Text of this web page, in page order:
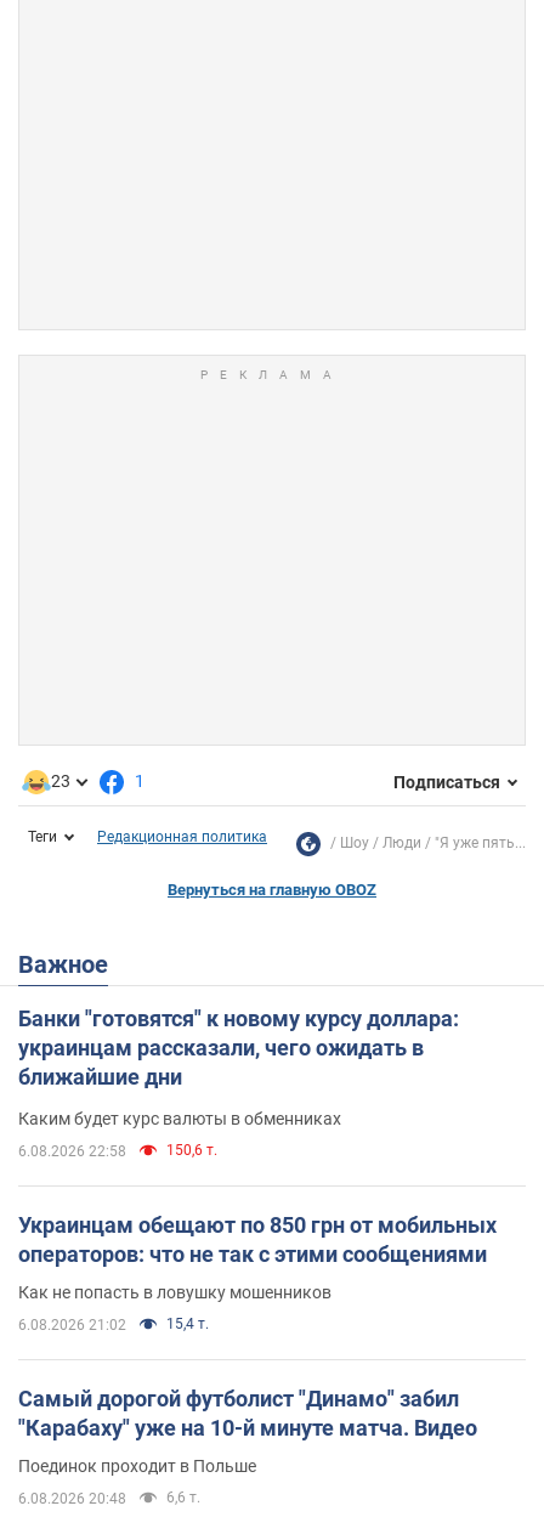
23 1 Подписаться
Теги Редакционная политика Шоу Люди "Я уже пять...
Вернуться на главную OBOZ
Важное
Банки "готовятся" к новому курсу доллара:
украинцам рассказали, чего ожидать в
ближайшие дни
Каким будет курс валюты в обменниках
6.08.2026 22:58 150,6 т.
Украинцам обещают по 850 грн от мобильных
операторов: что не так с этими сообщениями
Как не попасть в ловушку мошенников
6.08.2026 21:02 15,4 т.
Самый дорогой футболист "Динамо" забил
"Карабаху" уже на 10-й минуте матча. Видео
Поединок проходит в Польше
6.08.2026 20:48 6,6 т.